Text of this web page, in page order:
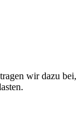
wir dazu bei,